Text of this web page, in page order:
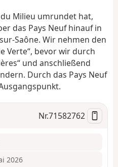
t
i
Milieu umrundet hat,
das Pays Neuf hinauf in
Saône. Wir nehmen den
Verte“, bevor wir durch
und anschließend
Durch das Pays Neuf
Nr.71582762
2026